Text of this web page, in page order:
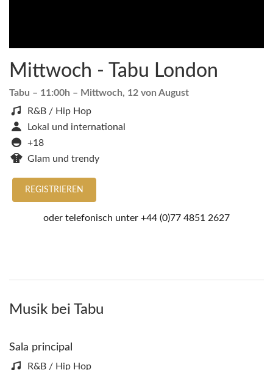
Mittwoch - Tabu London
Tabu – 11:00h – Mittwoch, 12 von August
R&B / Hip Hop
Lokal und international
+18
Glam und trendy
REGISTRIEREN
oder telefonisch unter +44 (0)77 4851 2627
Musik bei Tabu
Sala principal
R&B / Hip Hop